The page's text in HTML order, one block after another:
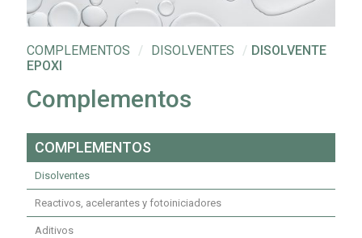
COMPLEMENTOS / DISOLVENTES / DISOLVENTE
EPOXI
Complementos
COMPLEMENTOS
Disolventes
Reactivos, acelerantes y fotoiniciadores
Aditivos